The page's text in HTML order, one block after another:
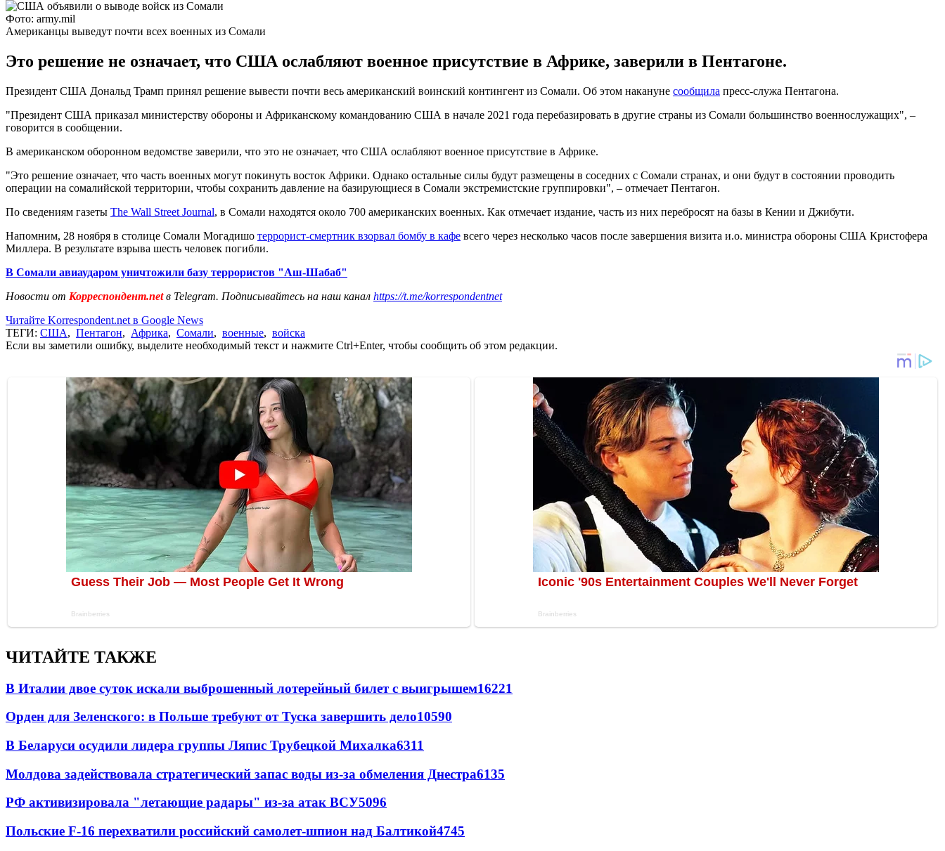
Фото: army.mil
Американцы выведут почти всех военных из Сомали
Это решение не означает, что США ослабляют военное присутствие в Африке, заверили в Пентагоне.
Президент США Дональд Трамп принял решение вывести почти весь американский воинский контингент из Сомали. Об этом накануне сообщила пресс-служа Пентагона.
"Президент США приказал министерству обороны и Африканскому командованию США в начале 2021 года перебазировать в другие страны из Сомали большинство военнослужащих", –
говорится в сообщении.
В американском оборонном ведомстве заверили, что это не означает, что США ослабляют военное присутствие в Африке.
"Это решение означает, что часть военных могут покинуть восток Африки. Однако остальные силы будут размещены в соседних с Сомали странах, и они будут в состоянии проводить
операции на сомалийской территории, чтобы сохранить давление на базирующиеся в Сомали экстремистские группировки", – отмечает Пентагон.
По сведениям газеты The Wall Street Journal, в Сомали находятся около 700 американских военных. Как отмечает издание, часть из них перебросят на базы в Кении и Джибути.
Напомним, 28 ноября в столице Сомали Могадишо террорист-смертник взорвал бомбу в кафе всего через несколько часов после завершения визита и.о. министра обороны США Кристофера
Миллера. В результате взрыва шесть человек погибли.
В Сомали авиаударом уничтожили базу террористов "Аш-Шабаб"
Новости от Корреспондент.netв Telegram. Подписывайтесь на наш канал https://t.me/korrespondentnet
Читайте Korrespondent.net в Google News
ТЕГИ: США, Пентагон, Африка, Сомали, военные, войска
Если вы заметили ошибку, выделите необходимый текст и нажмите Ctrl+Enter, чтобы сообщить об этом редакции.
ЧИТАЙТЕ ТАКЖЕ
В Италии двое суток искали выброшенный лотерейный билет с выигрышем16221
Орден для Зеленского: в Польше требуют от Туска завершить дело10590
В Беларуси осудили лидера группы Ляпис Трубецкой Михалка6311
Молдова задействовала стратегический запас воды из-за обмеления Днестра6135
РФ активизировала "летающие радары" из-за атак ВСУ5096
Польские F-16 перехватили российский самолет-шпион над Балтикой4745